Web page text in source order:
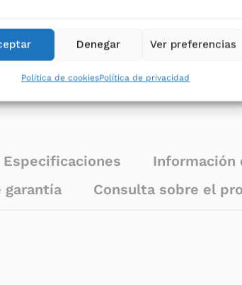
Denegar Ver preferencias
Política de cookiesPolítica de privacidad
monofásico
quantity
Inversores solares
Marca:SAI Salicru
Especificaciones Información
garantía
Consulta sobre el